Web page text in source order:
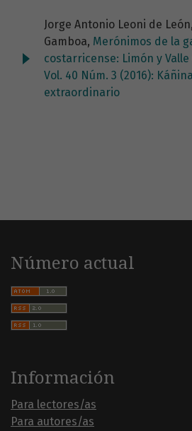
Jorge Antonio Leoni de
Gamboa, Merónimos de la
costarricense: Limón y
Vol. 40 Núm. 3 (2016):
extraordinario
Número actual
Información
Para lectores/as
Para autores/as